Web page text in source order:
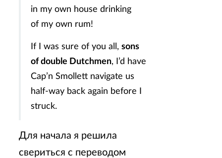
in my own house drinking
of my own rum!
If I was sure of you all, sons
of double Dutchmen, I’d have
Cap’n Smollett navigate us
half-way back again before I
struck.
Для начала я решила
свериться с переводом